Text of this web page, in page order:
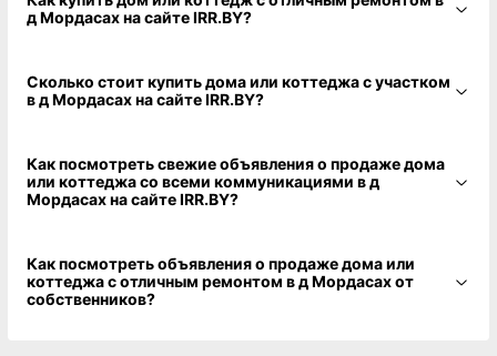
д Мордасах на сайте IRR.BY?
Сколько стоит купить дома или коттеджа с участком
в д Мордасах на сайте IRR.BY?
Как посмотреть свежие объявления о продаже дома
или коттеджа со всеми коммуникациями в д
Мордасах на сайте IRR.BY?
Как посмотреть объявления о продаже дома или
коттеджа с отличным ремонтом в д Мордасах от
собственников?